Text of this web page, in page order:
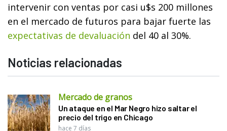
intervenir con ventas por casi u$s 200 millones
en el mercado de futuros para bajar fuerte las
expectativas de devaluación del 40 al 30%.
Noticias relacionadas
Mercado de granos
Un ataque en el Mar Negro hizo saltar el
precio del trigo en Chicago
hace 7 días